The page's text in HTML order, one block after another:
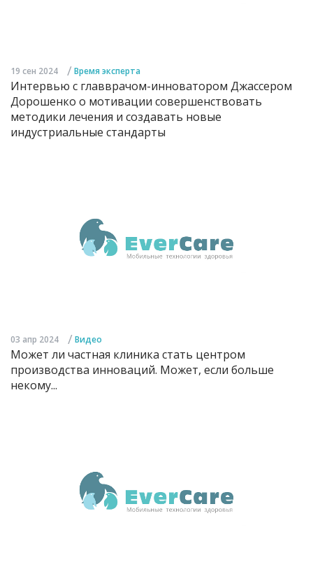
19 сен 2024 / Время эксперта
Интервью с главврачом-инноватором Джассером
Дорошенко о мотивации совершенствовать
методики лечения и создавать новые
индустриальные стандарты
03 апр 2024 / Видео
Может ли частная клиника стать центром
производства инноваций. Может, если больше
некому...